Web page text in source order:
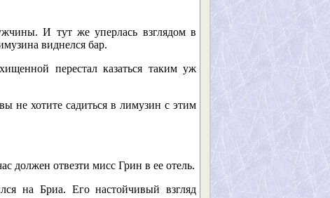
И тут же уперлась взглядом в
виднелся бар.
перестал казаться таким уж
не хотите садиться в лимузин с этим
отвезти мисс Грин в ее отель.
на Бриа. Его настойчивый взгляд